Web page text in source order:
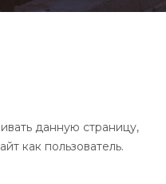
данную страницу,
как пользователь.